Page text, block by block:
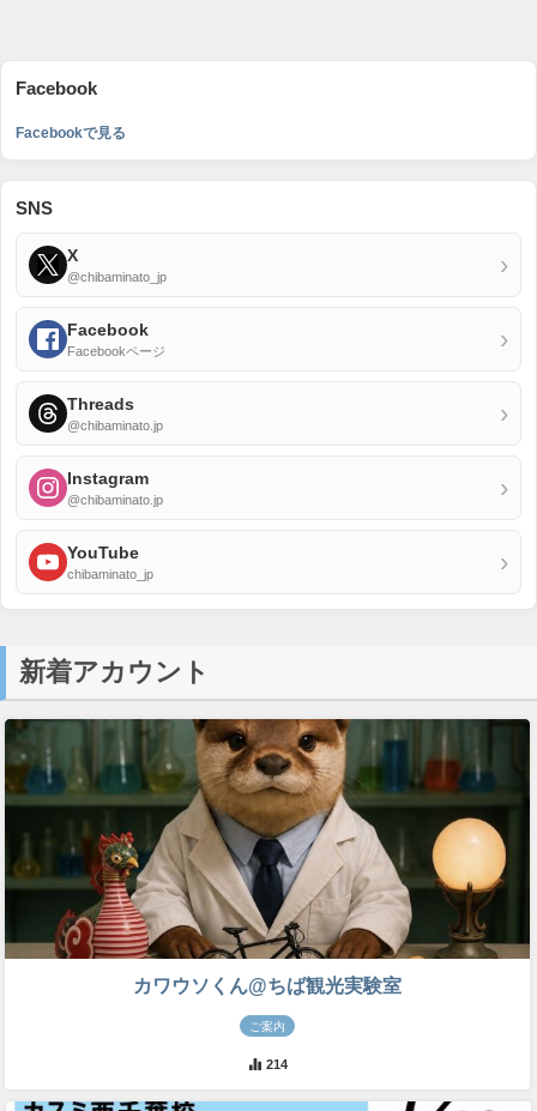
Facebook
Facebookで見る
SNS
X
@chibaminato_jp ›
Facebook
Facebookページ ›
Threads
@chibaminato.jp ›
Instagram
@chibaminato.jp ›
YouTube
chibaminato_jp ›
新着アカウント
カワウソくん@ちば観光実験室
ご案内
214